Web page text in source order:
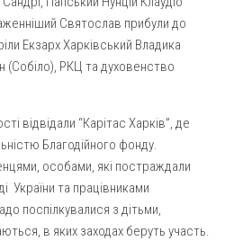
(м. Люботин)
Богородиці (с. Вільча)
парафія (м. Лозова)
Богородиці м. Берестин
(м. Полтава)
Святослав прибули до
Екзарх Харківський Владика
(Собіло), РКЦ та духовенство
відвідали “Карітас Харків”, де
Благодійного фонду.
особами, які постраждали
України та працівниками
поспілкувалися з дітьми,
в яких заходах беруть участь.